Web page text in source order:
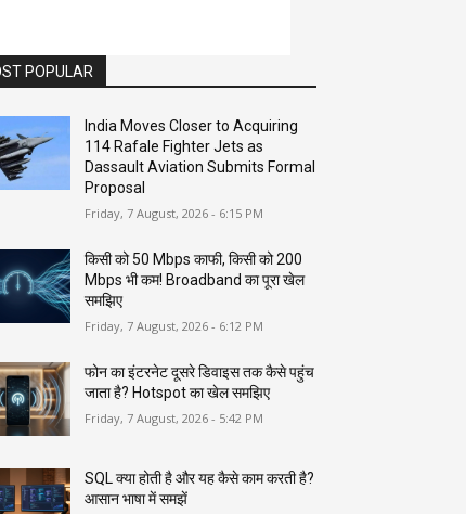
POPULAR
India Moves Closer to Acquiring
114 Rafale Fighter Jets as
Dassault Aviation Submits Formal
Proposal
Friday, 7 August, 2026 - 6:15 PM
किसी को 50 Mbps काफी, किसी को 200
Mbps भी कम! Broadband का पूरा खेल
समझिए
Friday, 7 August, 2026 - 6:12 PM
फोन का इंटरनेट दूसरे डिवाइस तक कैसे पहुंच
जाता है? Hotspot का खेल समझिए
Friday, 7 August, 2026 - 5:42 PM
SQL क्या होती है और यह कैसे काम करती है?
आसान भाषा में समझें